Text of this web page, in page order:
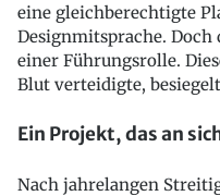
eine gleichberechtigte
Designmitsprache. Doch
einer Führungsrolle.
Blut verteidigte,
Ein Projekt, das an
Nach jahrelangen